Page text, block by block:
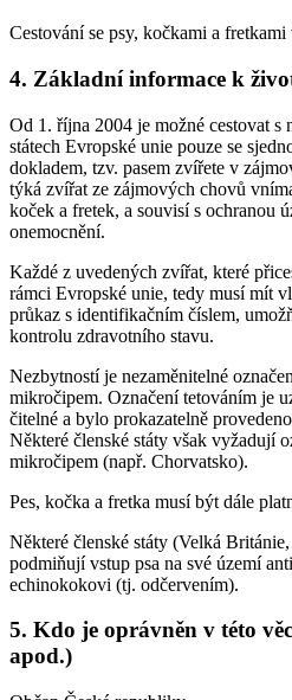
Cestování se psy, kočkami a
4. Základní informace k
Od 1. října 2004 je možné cestovat
státech Evropské unie pouze se
dokladem, tzv. pasem zvířete v
týká zvířat ze zájmových chovů
koček a fretek, a souvisí s ochranou
onemocnění.
Každé z uvedených zvířat, které
rámci Evropské unie, tedy musí mít
průkaz s identifikačním číslem,
kontrolu zdravotního stavu.
Nezbytností je nezaměnitelné
mikročipem. Označení tetováním je
čitelné a bylo prokazatelně
Některé členské státy však vyžadují
mikročipem (např. Chorvatsko).
Pes, kočka a fretka musí být dále
Některé členské státy (Velká
podmiňují vstup psa na své území
echinokokovi (tj. odčervením).
5. Kdo je oprávněn v této
apod.)